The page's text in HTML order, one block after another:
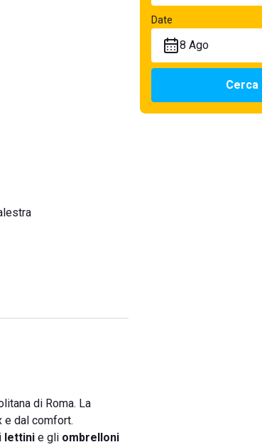
di Roma. La
e dal comfort.
lettini e gli ombrelloni
Date
8 Ago
Cerca